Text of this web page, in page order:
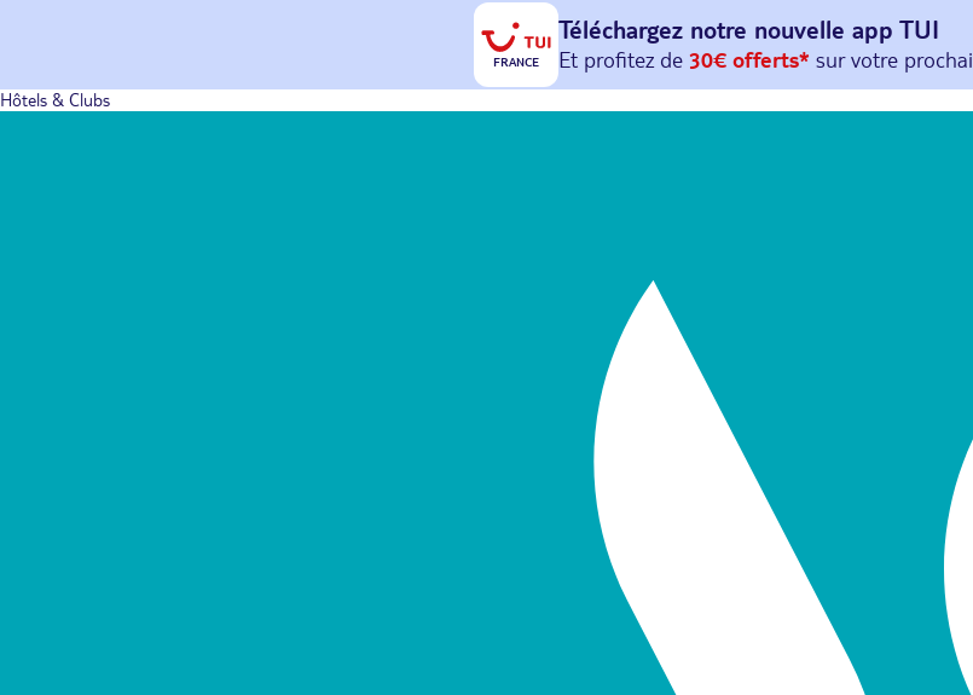
FRANCE
Téléchargez notre nouvelle app TUI
Et profitez de 30€ offerts*sur votreprochain
avec le code : HAPPYAPP
Hôtels & Clubs